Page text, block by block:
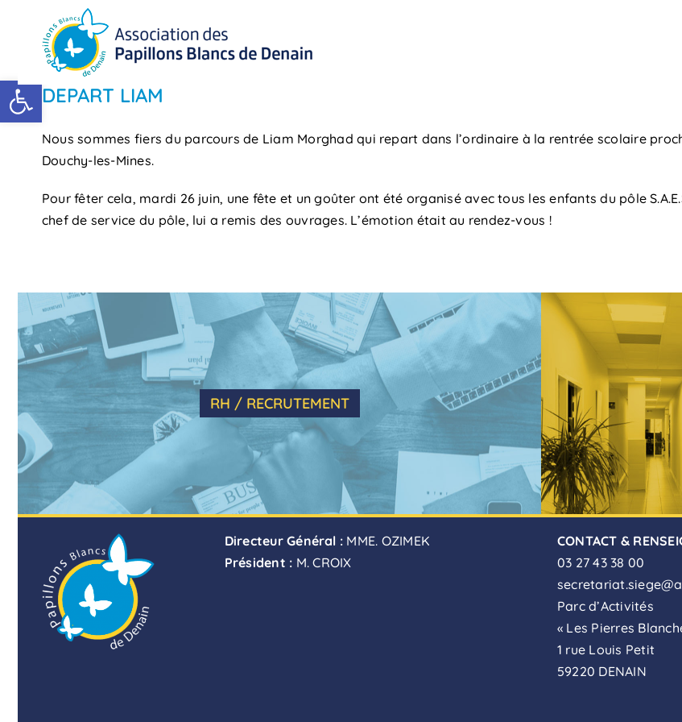
Ouvrir la barre d’outils
contenu
DEPART LIAM
Nous sommes fiers du parcours de Liam Morghad qui repart dans l’ordinaire à la rentrée scolaire
Douchy-les-Mines.
Pour fêter cela, mardi 26 juin, une fête et un goûter ont été organisé avec tous les enfants du pôle
chef de service du pôle, lui a remis des ouvrages. L’émotion était au rendez-vous !
RH / RECRUTEMENT
Directeur Général : MME. OZIMEK
Président : M. CROIX
CONTACT &
03 27 43 38 00
Parc d’Activités
« Les Pierres
1 rue Louis Petit
59220 DENAIN